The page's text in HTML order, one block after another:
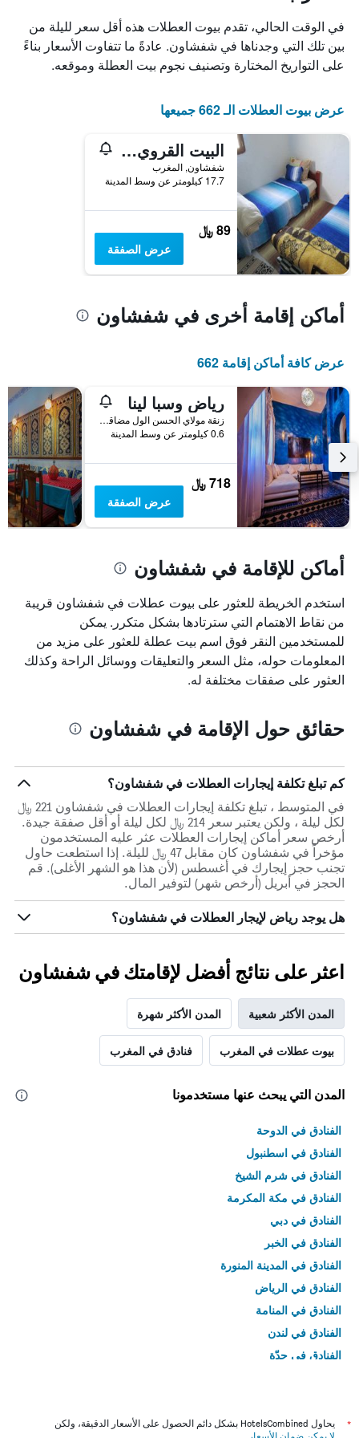
الذي
يعرض
أيام
الأسبوع.
التالي
الذي
يعرض
متوسط
سعر
غرفة
في الوقت الحالي، تقدم بيوت العطلات هذه أقل سعر لليلة من
بين تلك التي وجدناها في شفشاون. عادةً ما تتفاوت الأسعار بناءً
على التواريخ المختارة وتصنيف نجوم بيت العطلة وموقعه.
عرض بيوت العطلات الـ 662 جميعها
البيت القروي هومار
شفشاون, المغرب
17.7 كيلومتر عن وسط المدينة
89 ﷼
عرض الصفقة
أماكن إقامة أخرى في شفشاون
عرض كافة أماكن إقامة 662
رياض وسبا لينا
زنقة مولاي الحسن الول مضاقة حي الندلس المدينة القديمة, شفشاون, المغرب
0.6 كيلومتر عن وسط المدينة
718 ﷼
عرض الصفقة
أماكن للإقامة في شفشاون
استخدم الخريطة للعثور على بيوت عطلات في شفشاون قريبة
من نقاط الاهتمام التي سترتادها بشكل متكرر. يمكن
للمستخدمين النقر فوق اسم بيت عطلة للعثور على مزيد من
المعلومات حوله، مثل السعر والتعليقات ووسائل الراحة وكذلك
العثور على صفقات مختلفة له.
حقائق حول الإقامة في شفشاون
كم تبلغ تكلفة إيجارات العطلات في شفشاون؟
في المتوسط ، تبلغ تكلفة إيجارات العطلات في شفشاون 221 ﷼
لكل ليلة ، ولكن يعتبر سعر 214 ﷼ لكل ليلة أو أقل صفقة جيدة.
أرخص سعر أماكن إيجارات العطلات عثر عليه المستخدمون
مؤخراً في شفشاون كان مقابل 47 ﷼ لليلة. إذا استطعت حاول
تجنب حجز إيجارك في أغسطس (لأن هذا هو الشهر الأغلى). قم
الحجز في أبريل (أرخص شهر) لتوفير المال.
هل يوجد رياض لإيجار العطلات في شفشاون؟
اعثر على نتائج أفضل لإقامتك في شفشاون
المدن الأكثر شعبية المدن الأكثر شهرة
بيوت عطلات في المغرب فنادق في المغرب
المدن التي يبحث عنها مستخدمونا
الفنادق في الدوحة
الفنادق في اسطنبول
الفنادق في شرم الشيخ
الفنادق في مكة المكرمة
الفنادق في دبي
الفنادق في الخبر
الفنادق في المدينة المنورة
الفنادق في الرياض
الفنادق في المنامة
الفنادق في لندن
الفنادق في جدّة
*
يحاول HotelsCombined بشكل دائم الحصول على الأسعار الدقيقة، ولكن